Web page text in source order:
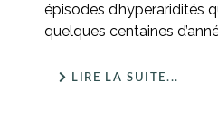
épisodes d’hyperaridités
quelques centaines
LIRE LA SUITE...